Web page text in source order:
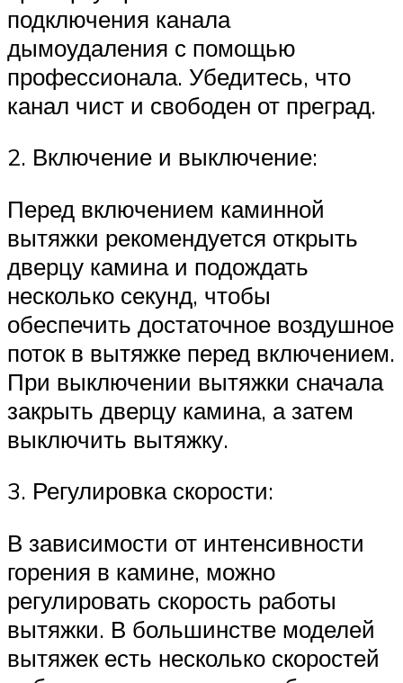
подключения канала
дымоудаления с помощью
профессионала. Убедитесь, что
канал чист и свободен от преград.
2. Включение и выключение:
Перед включением каминной
вытяжки рекомендуется открыть
дверцу камина и подождать
несколько секунд, чтобы
обеспечить достаточное воздушное
поток в вытяжке перед включением.
При выключении вытяжки сначала
закрыть дверцу камина, а затем
выключить вытяжку.
3. Регулировка скорости:
В зависимости от интенсивности
горения в камине, можно
регулировать скорость работы
вытяжки. В большинстве моделей
вытяжек есть несколько скоростей